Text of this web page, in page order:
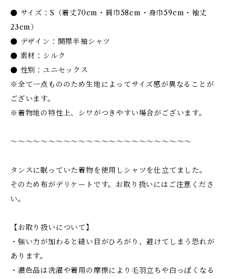
● サイズ：S（着丈70cm・肩巾58cm・身巾59cm・袖丈
23cm）
● デザイン：開襟半袖シャツ
● 素材：シルク
● 性別：ユニセックス
※全て一点もののため生地によってサイズ感が異なることが
ございます。
※着物地の特性上、シワがつきやすい場合がございます。
〜〜〜〜〜〜〜〜〜〜〜〜〜〜〜〜〜〜〜〜〜〜〜〜
タンスに眠っていた着物を使用しシャツを仕立てました。
そのため布がデリケートです。お取り扱いにはご注意くださ
い。
【お取り扱いについて】
・強い力が加わると縫い目がひろがり、避けてしまう恐れが
あります。
・濃色品は洗濯や着用の摩擦により毛羽立ちや白っぽくなる